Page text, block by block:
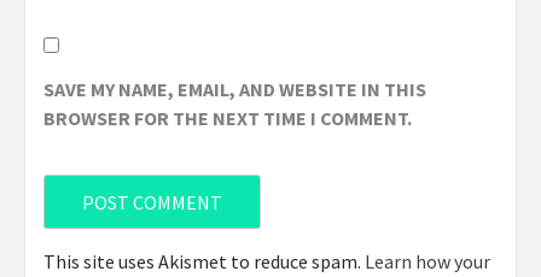
SAVE MY NAME, EMAIL, AND WEBSITE IN THIS
BROWSER FOR THE NEXT TIME I COMMENT.
This site uses Akismet to reduce spam. Learn how your